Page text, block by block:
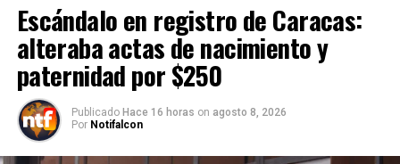
Escándalo en registro de Caracas:
alteraba actas de nacimiento y
paternidad por $250
Publicado Hace 16 horas on agosto 8, 2026
Por Notifalcon